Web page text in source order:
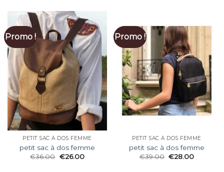
Promo !
PETIT SAC À DOS FEMME
petit sac à dos femme
€36.00 €26.00
Promo !
PETIT SAC À DOS FEMME
petit sac à dos femme
€39.00 €28.00